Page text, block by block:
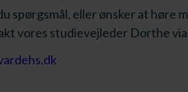
spørgsmål, eller ønsker at høre
vores studievejleder Dorthe via